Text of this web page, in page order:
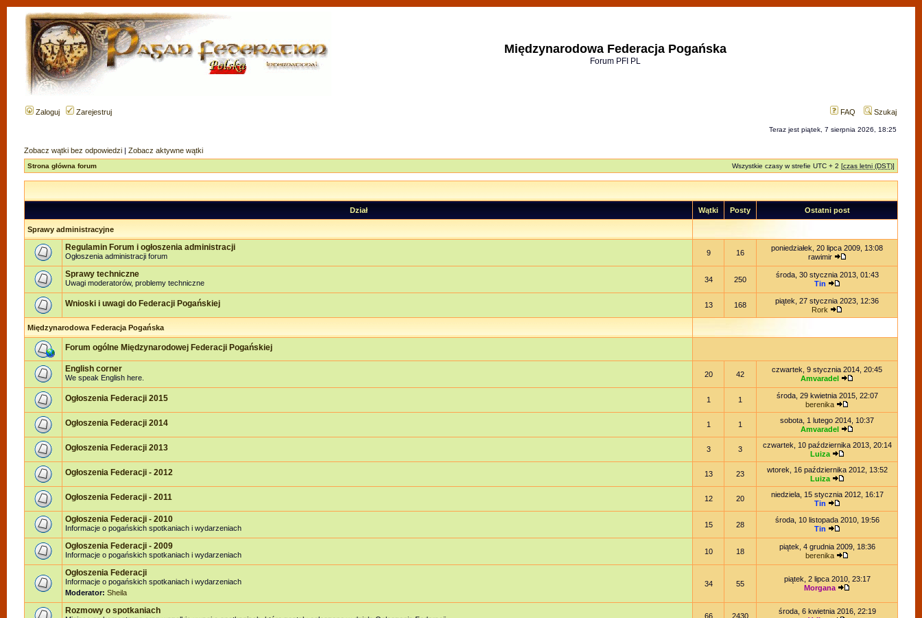
Międzynarodowa Federacja Pogańska
Forum PFI PL
Zaloguj Zarejestruj FAQ Szukaj
Teraz jest piątek, 7 sierpnia 2026, 18:25
Zobacz wątki bez odpowiedzi | Zobacz aktywne wątki
Strona główna forum Wszystkie czasy w strefie UTC + 2 [czas letni (DST)]
Dział Wątki Posty Ostatni post
Sprawy administracyjne
Regulamin Forum i ogłoszenia administracji
Ogłoszenia administracji forum 9 16
poniedziałek, 20 lipca 2009, 13:08
rawimir
Sprawy techniczne
Uwagi moderatorów, problemy techniczne 34 250
środa, 30 stycznia 2013, 01:43
Tin
Wnioski i uwagi do Federacji Pogańskiej 13 168
piątek, 27 stycznia 2023, 12:36
Rork
Międzynarodowa Federacja Pogańska
Forum ogólne Międzynarodowej Federacji Pogańskiej
English corner
We speak English here. 20 42
czwartek, 9 stycznia 2014, 20:45
Amvaradel
Ogłoszenia Federacji 2015 1 1
środa, 29 kwietnia 2015, 22:07
berenika
Ogłoszenia Federacji 2014 1 1
sobota, 1 lutego 2014, 10:37
Amvaradel
Ogłoszenia Federacji 2013 3 3
czwartek, 10 października 2013, 20:14
Luiza
Ogłoszenia Federacji - 2012 13 23
wtorek, 16 października 2012, 13:52
Luiza
Ogłoszenia Federacji - 2011 12 20
niedziela, 15 stycznia 2012, 16:17
Tin
Ogłoszenia Federacji - 2010
Informacje o pogańskich spotkaniach i wydarzeniach 15 28
środa, 10 listopada 2010, 19:56
Tin
Ogłoszenia Federacji - 2009
Informacje o pogańskich spotkaniach i wydarzeniach 10 18
piątek, 4 grudnia 2009, 18:36
berenika
Ogłoszenia Federacji
Informacje o pogańskich spotkaniach i wydarzeniach
Moderator: Sheila
34 55
piątek, 2 lipca 2010, 23:17
Morgana
Rozmowy o spotkaniach
66 2430
środa, 6 kwietnia 2016, 22:19